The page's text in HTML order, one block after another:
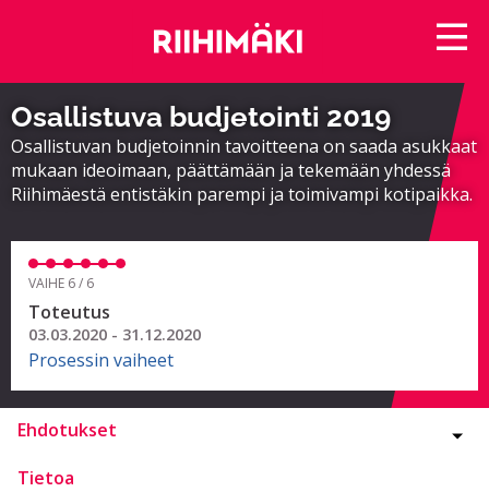
Osallistuva budjetointi 2019
Osallistuvan budjetoinnin tavoitteena on saada asukkaat
mukaan ideoimaan, päättämään ja tekemään yhdessä
Riihimäestä entistäkin parempi ja toimivampi kotipaikka.
VAIHE 6 / 6
Toteutus
03.03.2020 - 31.12.2020
Prosessin vaiheet
Ehdotukset
Tietoa